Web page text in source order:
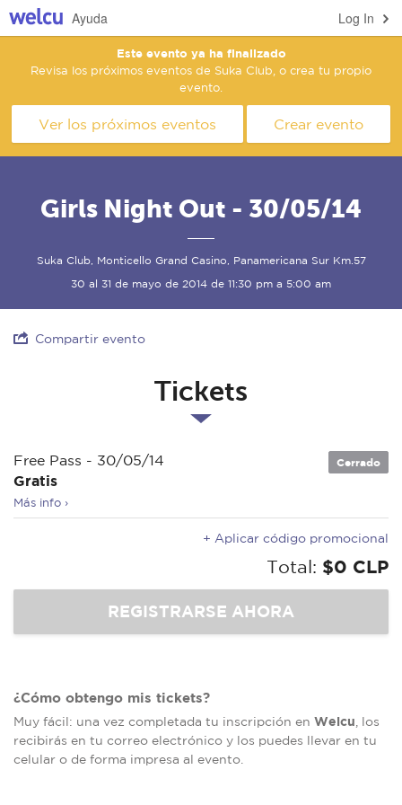
Log In
Ayuda
Este evento ya ha finalizado
Revisa los próximos eventos de Suka Club, o crea tu propio
evento.
Ver los próximos eventos Crear evento
Girls Night Out - 30/05/14
Suka Club, Monticello Grand Casino, Panamericana Sur Km.57
30 al 31 de mayo de 2014 de 11:30 pm a 5:00 am
Compartir evento
Tickets
Free Pass - 30/05/14
Gratis
Más info ›
Cerrado
+ Aplicar código promocional
Total: $0 CLP
¿Cómo obtengo mis tickets?
Muy fácil: una vez completada tu inscripción en Welcu , los
recibirás en tu correo electrónico y los puedes llevar en tu
celular o de forma impresa al evento.